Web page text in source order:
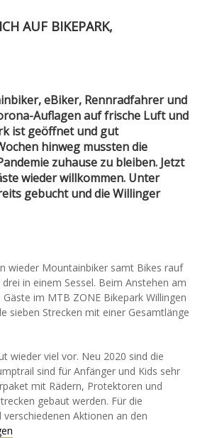
AUF BIKEPARK,
eBiker, Rennradfahrer und
Auflagen auf frische Luft und
ist geöffnet und gut
hinweg mussten die
zuhause zu bleiben. Jetzt
wieder willkommen. Unter
gebucht und die Willinger
wieder Mountainbiker samt Bikes rauf
in einem Sessel. Beim Anstehen am
im MTB ZONE Bikepark Willingen
sieben Strecken mit einer Gesamtlänge
wieder viel vor. Neu 2020 sind die
sind für Anfänger und Kids sehr
mit Rädern, Protektoren und
gebaut werden. Für die
Aktionen an den